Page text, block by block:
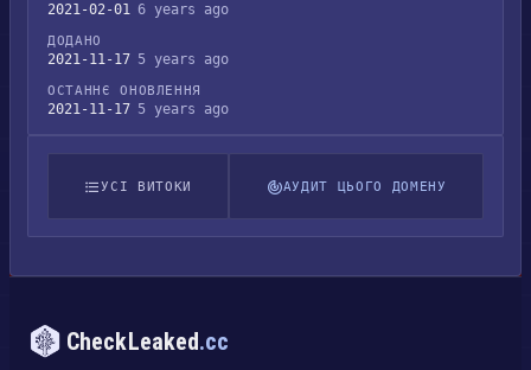
2021-02-01 6 years ago
ДОДАНО
2021-11-17 5 years ago
ОСТАННЄ ОНОВЛЕННЯ
2021-11-17 5 years ago
УСІ ВИТОКИ АУДИТ ЦЬОГО ДОМЕНУ
CheckLeaked.cc